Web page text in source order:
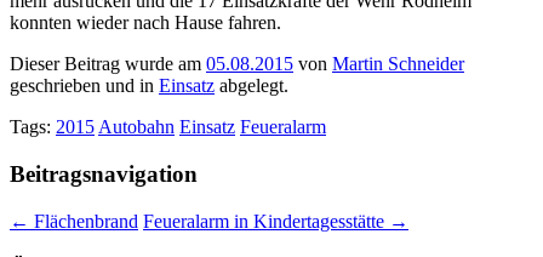
konnten wieder nach Hause fahren.
Dieser Beitrag wurde am 05.08.2015 von Martin Schneider
geschrieben und in Einsatz abgelegt.
Tags: 2015 Autobahn Einsatz Feueralarm
Beitragsnavigation
← Flächenbrand Feueralarm in Kindertagesstätte →